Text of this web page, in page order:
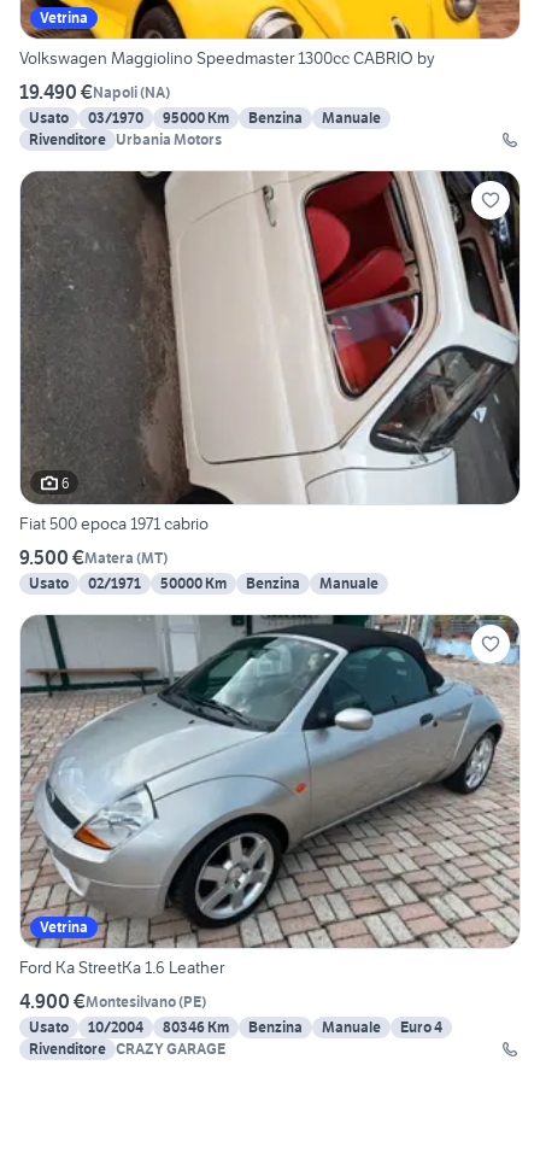
Vetrina
Volkswagen Maggiolino Speedmaster 1300cc CABRIO by
19.490 €Napoli(NA)
Usato
03/1970 95000 Km Benzina
Manuale
Rivenditore Urbania Motors
6
Fiat 500 epoca 1971 cabrio
9.500 €Matera (MT)
Usato
02/1971 50000 Km Benzina Manuale
Vetrina
Ford Ka StreetKa 1.6 Leather
4.900 €Montesilvano(PE)
Usato
10/2004 80346 Km Benzina Manuale
Euro 4
Rivenditore CRAZY GARAGE